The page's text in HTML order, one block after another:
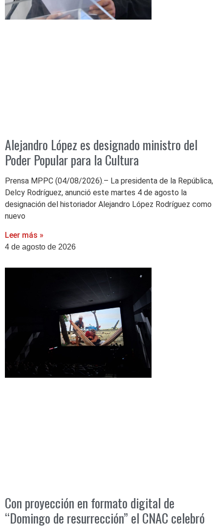
Alejandro López es designado ministro del
Poder Popular para la Cultura
Prensa MPPC (04/08/2026).– La presidenta de la República,
Delcy Rodríguez, anunció este martes 4 de agosto la
designación del historiador Alejandro López Rodríguez como
nuevo
Leer más »
4 de agosto de 2026
Con proyección en formato digital de
“Domingo de resurrección” el CNAC celebró